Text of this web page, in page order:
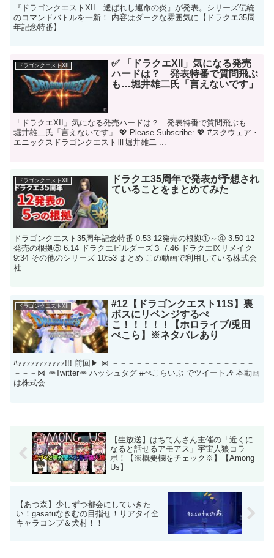
『ドラゴンクエストXII 選ばれし運命の炎』が発表。シリーズ伝統
のコマンドバトルを一新！ 内容はダークな雰囲気に【ドラクエ35周
年記念特番】
ドラゴンクエストXII
✅ 「ドラクエXII」気になる発売
ハードは？ 発表特番で質問飛ぶ
も…堀井雄二氏「言えないです」
「ドラクエXII」気になる発売ハードは？ 発表特番で質問飛ぶも...
堀井雄二氏「言えないです」 💖 Please Subscribe: 💖 #スクウェア・
エニックスドラゴンクエストⅢ堀井雄二 ...
ドラゴンクエストXII
ドラクエ35周年で発表が予想され
ていることをまとめてみた
ドラゴンクエスト35周年記念特番 0:53 12発売の根拠①～④ 3:50 12
発売の根拠⑤ 6:14 ドラクエビルダーズ３ 7:46 ドラクエⅨリメイク
9:34 その他のシリーズ 10:53 まとめ この動画で利用している株式会
社...
ドラゴンクエストXII
#12【ドラゴンクエスト11S】裏
ボスにリベンジするぺ
こ！！！！！【ホロライブ/兎田
ぺこら】※ネタバレあり
ﾊｧｧｧｧｧｧｧｧｧｧｧ!!! 前回▶ ⋈ －－－－－－－－－－－－－－－－－－
－－－⋈ 🥕Twitter🥕 ハッシュタグ #ぺこらいぶ でツイート🎶 本動画
は株式会...
【生放送】はちてんさん主催の「近くに
なると話せるアモアス」宇宙人狼コラ
ボ！【※概要欄をチェック※】【Among
Us】
【あつ森】少しずつ都会にしていきた
い！gasatuなきむの目指せ！リアタイ全
キャラコンプ＆犬村！！